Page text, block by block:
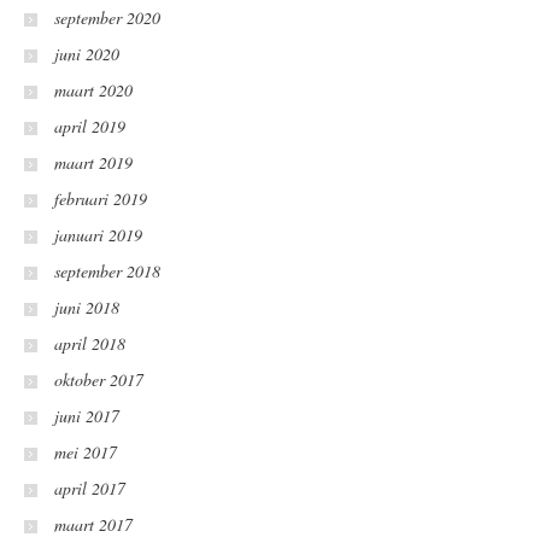
september 2020
juni 2020
maart 2020
april 2019
maart 2019
februari 2019
januari 2019
september 2018
juni 2018
april 2018
oktober 2017
juni 2017
mei 2017
april 2017
maart 2017